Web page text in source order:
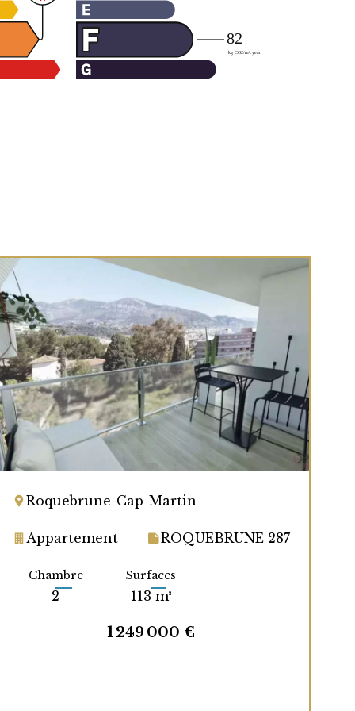
Roquebrune-Cap-Martin
Appartement ROQUEBRUNE 287
Chambre
2
Surfaces
113 m²
1 249 000 €